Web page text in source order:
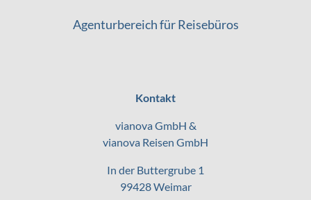
Agenturbereich für Reisebüros
Kontakt
vianova GmbH &
vianova Reisen GmbH
In der Buttergrube 1
99428 Weimar